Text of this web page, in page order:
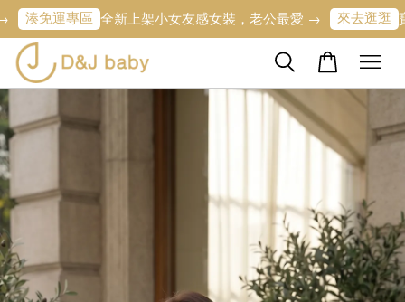
區 全新上架小女友感女裝，老公最愛 → 來去逛逛 寶寶的第